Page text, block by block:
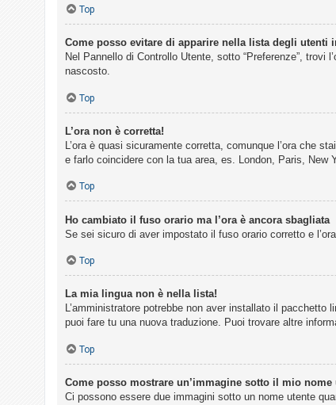
Top
Come posso evitare di apparire nella lista degli utenti
Nel Pannello di Controllo Utente, sotto “Preferenze”, trovi
nascosto.
Top
L’ora non è corretta!
L’ora è quasi sicuramente corretta, comunque l’ora che
e farlo coincidere con la tua area, es. London, Paris,
Top
Ho cambiato il fuso orario ma l’ora è ancora sbagliata
Se sei sicuro di aver impostato il fuso orario corretto e
Top
La mia lingua non è nella lista!
L’amministratore potrebbe non aver installato il
puoi fare tu una nuova traduzione. Puoi trovare altre
Top
Come posso mostrare un’immagine sotto il mio nome
Ci possono essere due immagini sotto un nome utente